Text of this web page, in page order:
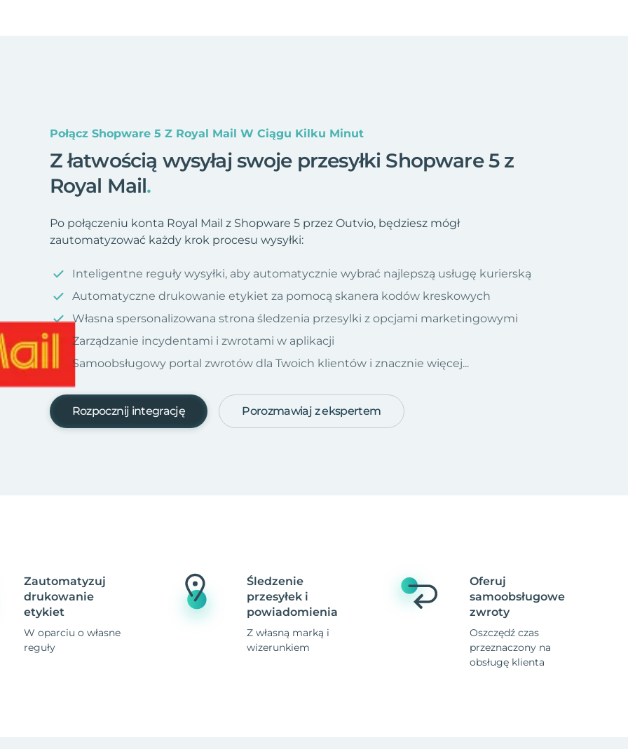
Połącz Shopware 5 Z Royal Mail W Ciągu Kilku Minut
Z łatwością wysyłaj swoje przesyłki Shopware 5 z
Royal Mail.
Po połączeniu konta Royal Mail z Shopware 5 przez Outvio, będziesz mógł
zautomatyzować każdy krok procesu wysyłki:
Inteligentne reguły wysyłki, aby automatycznie wybrać najlepszą usługę kurierską
Automatyczne drukowanie etykiet za pomocą skanera kodów kreskowych
Własna spersonalizowana strona śledzenia przesylki z opcjami marketingowymi
Zarządzanie incydentami i zwrotami w aplikacji
Samoobsługowy portal zwrotów dla Twoich klientów i znacznie więcej...
Rozpocznij integrację Porozmawiaj z ekspertem
Zautomatyzuj
drukowanie
etykiet
W oparciu o własne
reguły
Śledzenie
przesyłek i
powiadomienia
Z własną marką i
wizerunkiem
Oferuj
samoobsługowe
zwroty
Oszczędź czas
przeznaczony na
obsługę klienta